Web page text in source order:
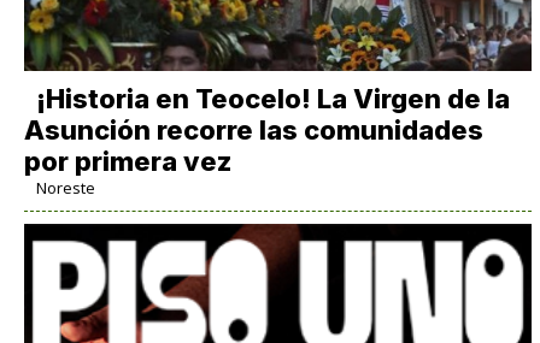
​¡Historia en Teocelo! La Virgen de la
Asunción recorre las comunidades
por primera vez
Noreste